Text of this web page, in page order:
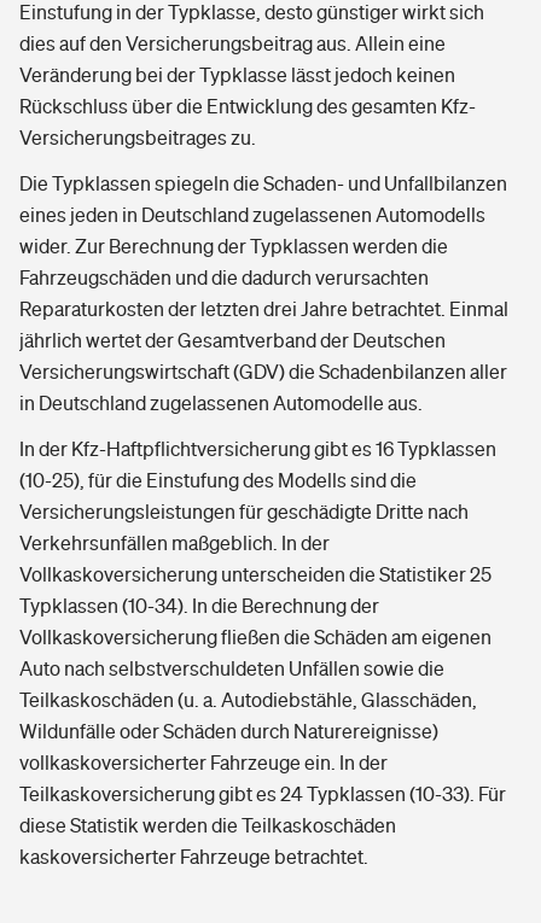
Einstufung in der Typklasse, desto günstiger wirkt sich
dies auf den Versicherungsbeitrag aus. Allein eine
Veränderung bei der Typklasse lässt jedoch keinen
Rückschluss über die Entwicklung des gesamten Kfz-
Versicherungsbeitrages zu.
Die Typklassen spiegeln die Schaden- und Unfallbilanzen
eines jeden in Deutschland zugelassenen Automodells
wider. Zur Berechnung der Typklassen werden die
Fahrzeugschäden und die dadurch verursachten
Reparaturkosten der letzten drei Jahre betrachtet. Einmal
jährlich wertet der Gesamtverband der Deutschen
Versicherungswirtschaft (GDV) die Schadenbilanzen aller
in Deutschland zugelassenen Automodelle aus.
In der Kfz-Haftpflichtversicherung gibt es 16 Typklassen
(10-25), für die Einstufung des Modells sind die
Versicherungsleistungen für geschädigte Dritte nach
Verkehrsunfällen maßgeblich. In der
Vollkaskoversicherung unterscheiden die Statistiker 25
Typklassen (10-34). In die Berechnung der
Vollkaskoversicherung fließen die Schäden am eigenen
Auto nach selbstverschuldeten Unfällen sowie die
Teilkaskoschäden (u. a. Autodiebstähle, Glasschäden,
Wildunfälle oder Schäden durch Naturereignisse)
vollkaskoversicherter Fahrzeuge ein. In der
Teilkaskoversicherung gibt es 24 Typklassen (10-33). Für
diese Statistik werden die Teilkaskoschäden
kaskoversicherter Fahrzeuge betrachtet.